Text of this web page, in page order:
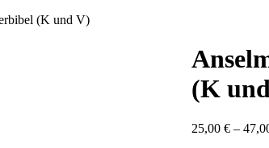
(K und V)
(K
25,00 € –